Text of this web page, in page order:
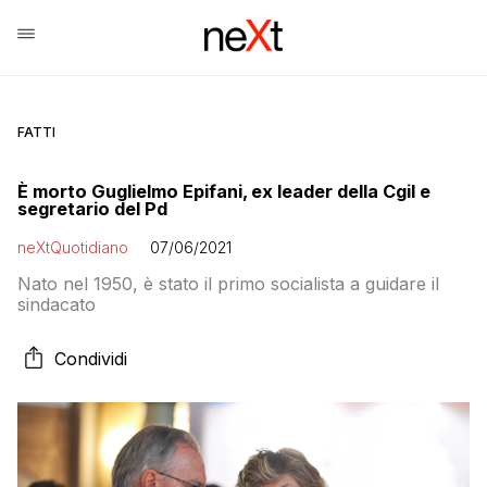
FATTI
È morto Guglielmo Epifani, ex leader della Cgil e
segretario del Pd
neXtQuotidiano 07/06/2021
Nato nel 1950, è stato il primo socialista a guidare il
sindacato
Condividi